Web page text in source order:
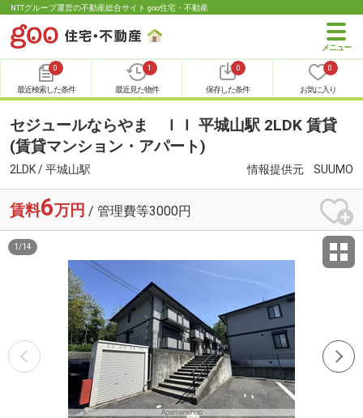
NTTグループ運営の不動産総合サイト goo住宅・不動産
0
最近検索した条件
1
最近見た物件
0
保存した条件
0
お気に入り
セジュールならやま ＩＩ 平城山駅 2LDK 賃貸
(賃貸マンション・アパート)
2LDK / 平城山駅 情報提供元 SUUMO
賃料6万円 / 管理費等3000円
1 /14